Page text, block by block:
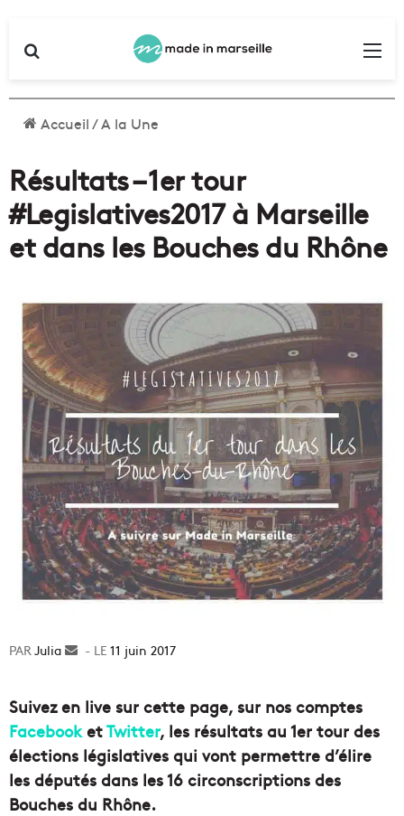
Accueil/A la Une
Résultats – 1er tour
#Legislatives2017 à Marseille
et dans les Bouches du Rhône
Julia
Envoyer11 juin 2017
Suivez en live sur cette page, sur nos comptes
FacebooketTwitter, les résultats au 1er tour des
élections législatives qui vont permettre d’élire
les députés dans les 16 circonscriptions des
Bouches du Rhône.